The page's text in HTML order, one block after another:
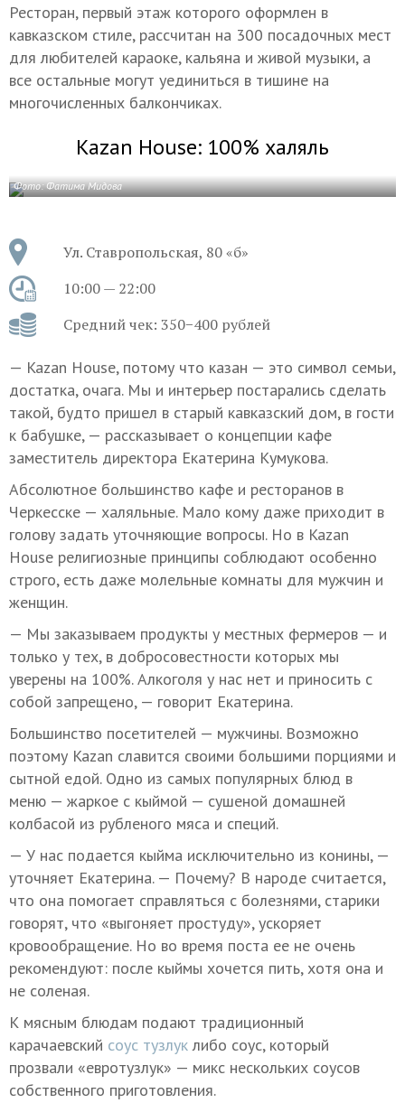
Ресторан, первый этаж которого оформлен в
кавказском стиле, рассчитан на 300 посадочных мест
для любителей караоке, кальяна и живой музыки, а
все остальные могут уединиться в тишине на
многочисленных балкончиках.
Kazan House: 100% халяль
Фото: Фатима Мидова
Ул. Ставропольская, 80 «б»
10:00 — 22:00
Средний чек: 350−400 рублей
— Kazan House, потому что казан — это символ семьи,
достатка, очага. Мы и интерьер постарались сделать
такой, будто пришел в старый кавказский дом, в гости
к бабушке, — рассказывает о концепции кафе
заместитель директора Екатерина Кумукова.
Абсолютное большинство кафе и ресторанов в
Черкесске — халяльные. Мало кому даже приходит в
голову задать уточняющие вопросы. Но в Kazan
House религиозные принципы соблюдают особенно
строго, есть даже молельные комнаты для мужчин и
женщин.
— Мы заказываем продукты у местных фермеров — и
только у тех, в добросовестности которых мы
уверены на 100%. Алкоголя у нас нет и приносить с
собой запрещено, — говорит Екатерина.
Большинство посетителей — мужчины. Возможно
поэтому Kazan славится своими большими порциями и
сытной едой. Одно из самых популярных блюд в
меню — жаркое с кыймой — сушеной домашней
колбасой из рубленого мяса и специй.
— У нас подается кыйма исключительно из конины, —
уточняет Екатерина. — Почему? В народе считается,
что она помогает справляться с болезнями, старики
говорят, что «выгоняет простуду», ускоряет
кровообращение. Но во время поста ее не очень
рекомендуют: после кыймы хочется пить, хотя она и
не соленая.
К мясным блюдам подают традиционный
карачаевский соус тузлук либо соус, который
прозвали «евротузлук» — микс нескольких соусов
собственного приготовления.